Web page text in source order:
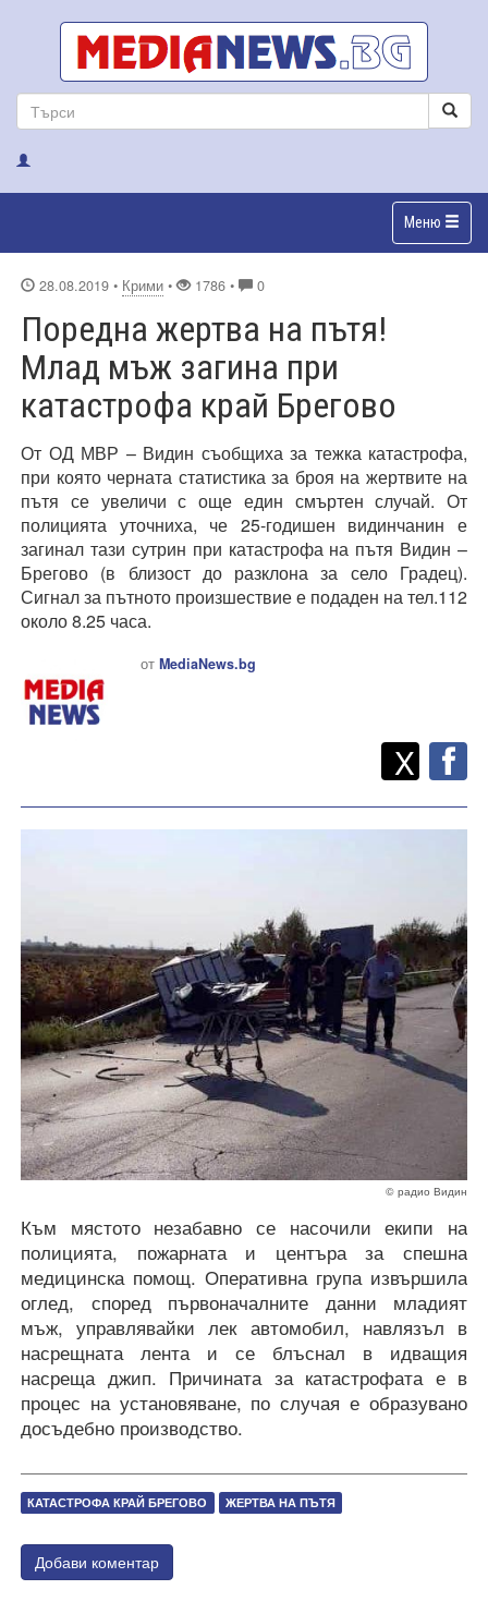
Меню
28.08.2019 • Крими • 1786 • 0
Поредна жертва на пътя!
Млад мъж загина при
катастрофа край Брегово
От ОД МВР – Видин съобщиха за тежка катастрофа,
при която черната статистика за броя на жертвите на
пътя се увеличи с още един смъртен случай. От
полицията уточниха, че 25-годишен видинчанин е
загинал тази сутрин при катастрофа на пътя Видин –
Брегово (в близост до разклона за село Градец).
Сигнал за пътното произшествие е подаден на тел.112
около 8.25 часа.
от MediaNews.bg
Споделете
X
© радио Видин
Към мястото незабавно се насочили екипи на
полицията, пожарната и центъра за спешна
медицинска помощ. Оперативна група извършила
оглед, според първоначалните данни младият
мъж, управлявайки лек автомобил, навлязъл в
насрещната лента и се блъснал в идващия
насреща джип. Причината за катастрофата е в
процес на установяване, по случая е образувано
досъдебно производство.
КАТАСТРОФА КРАЙ БРЕГОВО ЖЕРТВА НА ПЪТЯ
Добави коментар